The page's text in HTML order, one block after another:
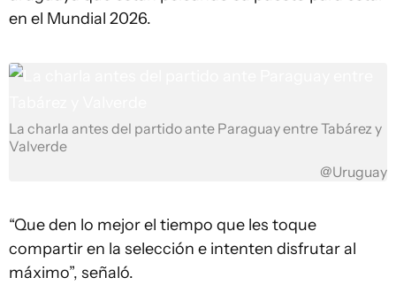
en el Mundial 2026.
La charla antes del partido ante Paraguay entre Tabárez y
Valverde
@Uruguay
“Que den lo mejor el tiempo que les toque
compartir en la selección e intenten disfrutar al
máximo”, señaló.